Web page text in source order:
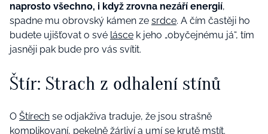
naprosto všechno, i když zrovna nezáří energií,
spadne mu obrovský kámen ze srdce. A čím častěji ho
budete ujišťovat o své lásce k jeho „obyčejnému já“, tím
jasněji pak bude pro vás svítit.
Štír: Strach z odhalení stínů
O Štírech se odjakživa traduje, že jsou strašně
komplikovaní, pekelně žárliví a umí se krutě mstít.